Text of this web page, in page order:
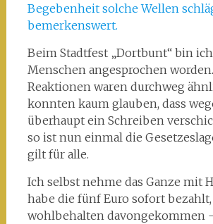
Begebenheit solche Wellen
bemerkenswert.
Beim Stadtfest „Dortbunt“ bin
Menschen angesprochen
Reaktionen waren durchweg
konnten kaum glauben, dass
überhaupt ein Schreiben
so ist nun einmal die
gilt für alle.
Ich selbst nehme das Ganze mit
habe die fünf Euro sofort
wohlbehalten davongekommen